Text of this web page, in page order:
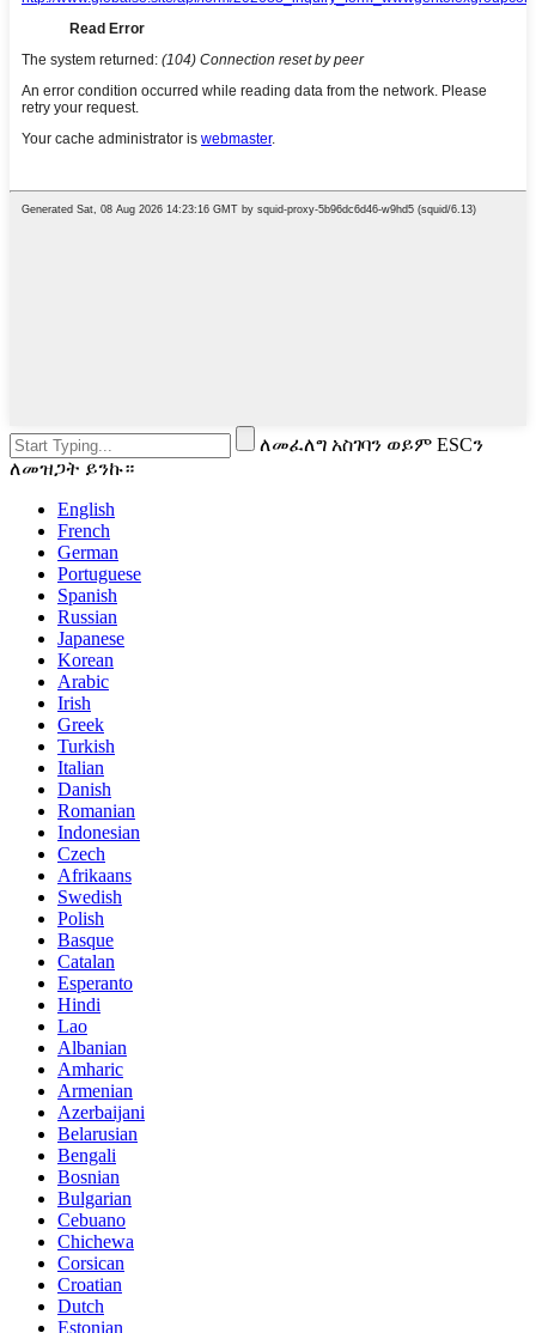
ለመፈለግ አስገባን ወይም ESCን
ለመዝጋት ይንኩ።
English
French
German
Portuguese
Spanish
Russian
Japanese
Korean
Arabic
Irish
Greek
Turkish
Italian
Danish
Romanian
Indonesian
Czech
Afrikaans
Swedish
Polish
Basque
Catalan
Esperanto
Hindi
Lao
Albanian
Amharic
Armenian
Azerbaijani
Belarusian
Bengali
Bosnian
Bulgarian
Cebuano
Chichewa
Corsican
Croatian
Dutch
Estonian